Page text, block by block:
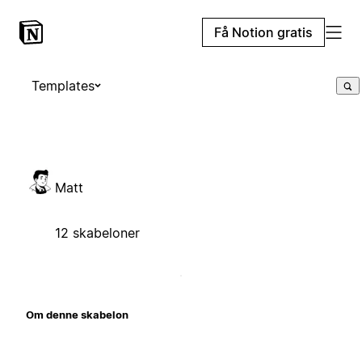
Få Notion gratis
Templates
Matt
12 skabeloner
Om denne skabelon